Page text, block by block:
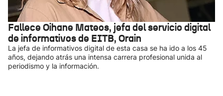
Fallece Oihane Mateos, jefa del servicio digital
de informativos de EITB, Orain
La jefa de informativos digital de esta casa se ha ido a los 45
años, dejando atrás una intensa carrera profesional unida al
periodismo y la información.